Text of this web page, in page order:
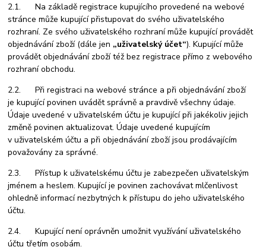
2.1. Na základě registrace kupujícího provedené na webové
stránce může kupující přistupovat do svého uživatelského
rozhraní. Ze svého uživatelského rozhraní může kupující provádět
objednávání zboží (dále jen „uživatelský účet“). Kupující může
provádět objednávání zboží též bez registrace přímo z webového
rozhraní obchodu.
2.2. Při registraci na webové stránce a při objednávání zboží
je kupující povinen uvádět správně a pravdivě všechny údaje.
Údaje uvedené v uživatelském účtu je kupující při jakékoliv jejich
změně povinen aktualizovat. Údaje uvedené kupujícím
v uživatelském účtu a při objednávání zboží jsou prodávajícím
považovány za správné.
2.3. Přístup k uživatelskému účtu je zabezpečen uživatelským
jménem a heslem. Kupující je povinen zachovávat mlčenlivost
ohledně informací nezbytných k přístupu do jeho uživatelského
účtu.
2.4. Kupující není oprávněn umožnit využívání uživatelského
účtu třetím osobám.